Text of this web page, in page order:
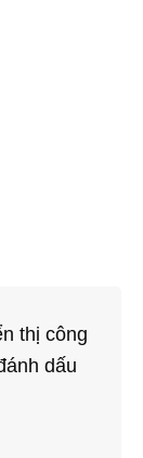
thị công
dấu